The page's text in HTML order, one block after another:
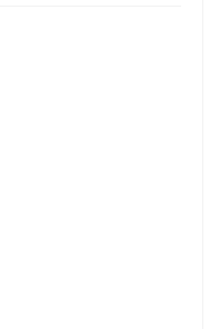
и
и блестящими.